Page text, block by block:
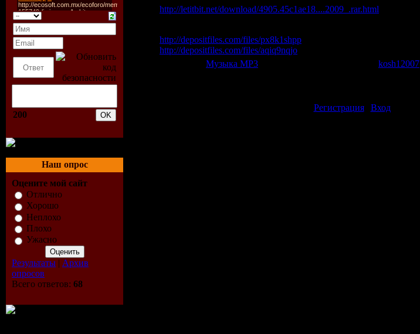
200
Наш опрос
Оцените мой сайт
Отлично
Хорошо
Неплохо
Плохо
Ужасно
Результаты | Архив
опросов
Всего ответов: 68
http://letitbit.net/download/4905.45c1ae18....2009_.rar.html
http://depositfiles.com/files/px8k1shpp
http://depositfiles.com/files/aqiq9nqjo
Музыка МР3 kosh12007
Регистрация| Вход]